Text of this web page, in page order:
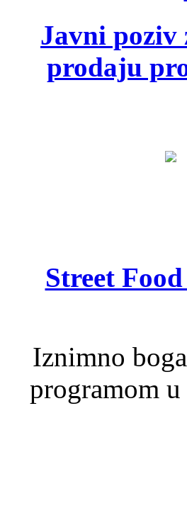
Javni poziv
prodaju
Street
Iznimno
programom